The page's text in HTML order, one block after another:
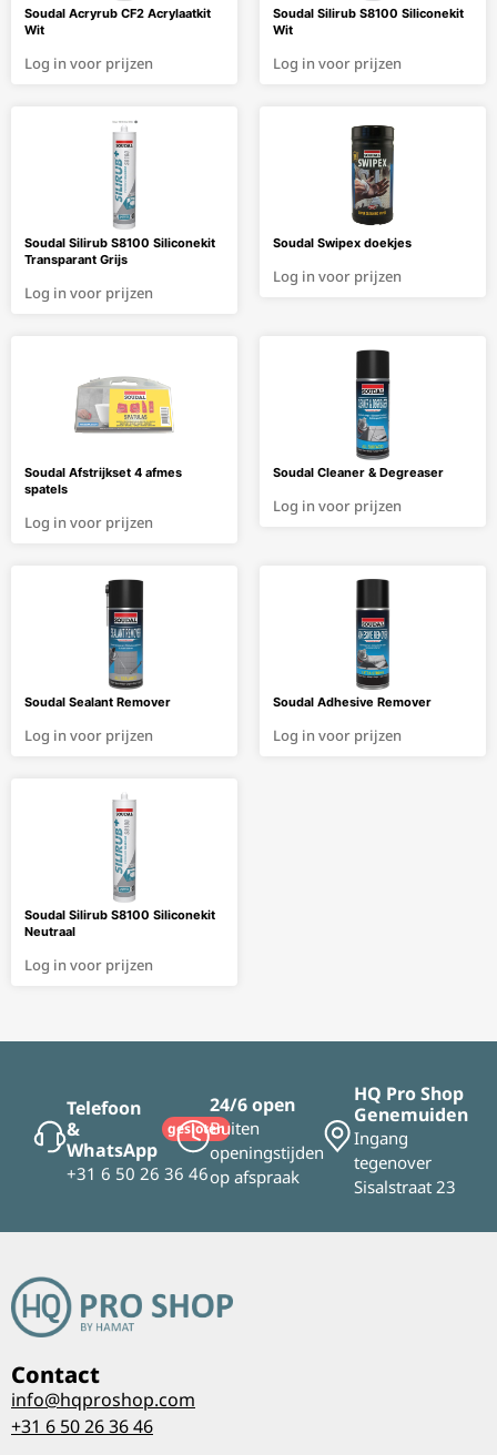
Soudal Acryrub CF2 Acrylaatkit
Wit
Log in voor prijzen
Soudal Silirub S8100 Siliconekit
Wit
Log in voor prijzen
Soudal Silirub S8100 Siliconekit
Transparant Grijs
Log in voor prijzen
Soudal Swipex doekjes
Log in voor prijzen
Soudal Afstrijkset 4 afmes
spatels
Log in voor prijzen
Soudal Cleaner & Degreaser
Log in voor prijzen
Soudal Sealant Remover
Log in voor prijzen
Soudal Adhesive Remover
Log in voor prijzen
Soudal Silirub S8100 Siliconekit
Neutraal
Log in voor prijzen
Telefoon
&
WhatsApp
gesloten
+31 6 50 26 36 46
24/6 open
Buiten
openingstijden
op afspraak
HQ Pro Shop
Genemuiden
Ingang
tegenover
Sisalstraat 23
Contact
info@hqproshop.com
+31 6 50 26 36 46